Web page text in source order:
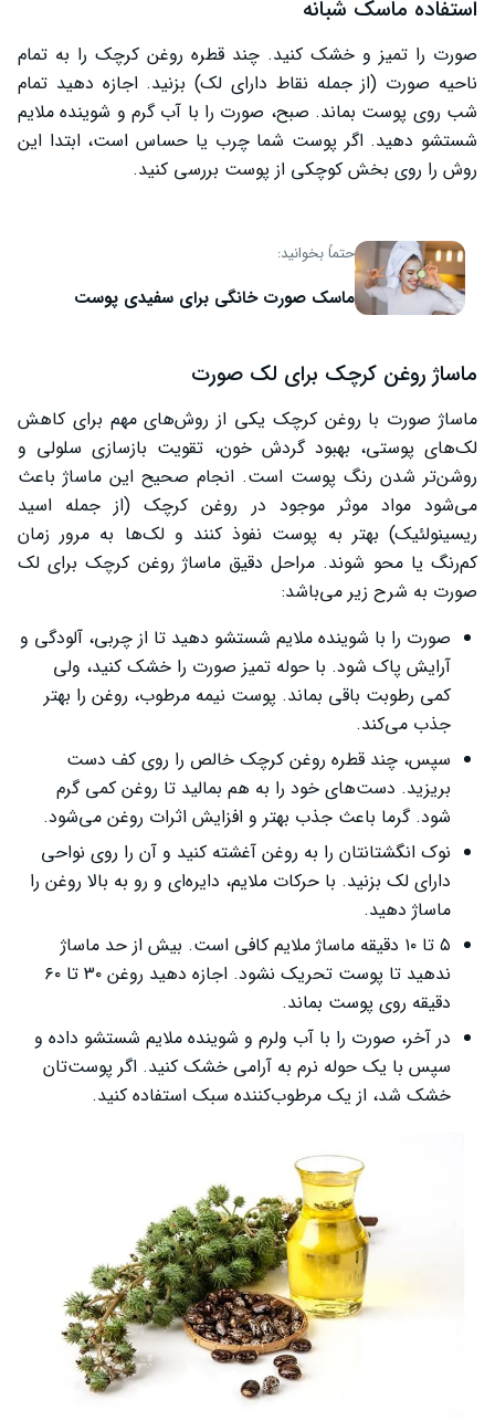
استفاده ماسک شبانه
صورت را تمیز و خشک کنید. چند قطره روغن کرچک را به تمام
ناحیه صورت (از جمله نقاط دارای لک) بزنید. اجازه دهید تمام
شب روی پوست بماند. صبح، صورت را با آب گرم و شوینده ملایم
شستشو دهید. اگر پوست شما چرب یا حساس است، ابتدا این
روش را روی بخش کوچکی از پوست بررسی کنید.
حتماً بخوانید:
ماسک صورت خانگی برای سفیدی پوست
ماساژ روغن کرچک برای لک صورت
ماساژ صورت با روغن کرچک یکی از روش‌های مهم برای کاهش
لک‌های پوستی، بهبود گردش خون، تقویت بازسازی سلولی و
روشن‌تر شدن رنگ پوست است. انجام صحیح این ماساژ باعث
می‌شود مواد موثر موجود در روغن کرچک (از جمله اسید
ریسینولئیک) بهتر به پوست نفوذ کنند و لک‌ها به مرور زمان
کم‌رنگ یا محو شوند. مراحل دقیق ماساژ روغن کرچک برای لک
صورت به شرح زیر می‌باشد:
صورت را با شوینده ملایم شستشو دهید تا از چربی، آلودگی و
آرایش پاک شود. با حوله تمیز صورت را خشک کنید، ولی
کمی رطوبت باقی بماند. پوست نیمه مرطوب، روغن را بهتر
جذب می‌کند.
سپس، چند قطره روغن کرچک خالص را روی کف دست
بریزید. دست‌های خود را به هم بمالید تا روغن کمی گرم
شود. گرما باعث جذب بهتر و افزایش اثرات روغن می‌شود.
نوک انگشتانتان را به روغن آغشته کنید و آن را روی نواحی
دارای لک بزنید. با حرکات ملایم، دایره‌ای و رو به بالا روغن را
ماساژ دهید.
۵ تا ۱۰ دقیقه ماساژ ملایم کافی است. بیش از حد ماساژ
ندهید تا پوست تحریک نشود. اجازه دهید روغن ۳۰ تا ۶۰
دقیقه روی پوست بماند.
در آخر، صورت را با آب ولرم و شوینده ملایم شستشو داده و
سپس با یک حوله نرم به آرامی خشک کنید. اگر پوست‌تان
خشک شد، از یک مرطوب‌کننده سبک استفاده کنید.